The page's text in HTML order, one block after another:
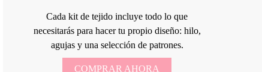
Cada kit de tejido incluye todo lo que
necesitarás para hacer tu propio diseño: hilo,
agujas y una selección de patrones.
COMPRAR AHORA